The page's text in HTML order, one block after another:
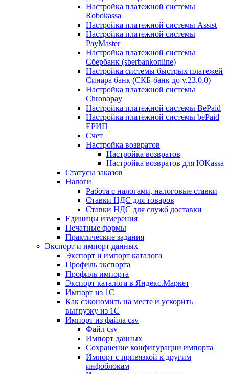
Настройка платежной системы
Robokassa
Настройка платежной системы Assist
Настройка платежной системы
PayMaster
Настройка платежной системы
Сбербанк (sberbankonline)
Настройка системы быстрых платежей
Синара банк (СКБ-банк до v.23.0.0)
Настройка платежной системы
Chronopay
Настройка платежной системы BePaid
Настройка платежной системы bePaid
ЕРИП
Счет
Настройка возвратов
Настройка возвратов
Настройка возвратов для ЮKassa
Статусы заказов
Налоги
Работа с налогами, налоговые ставки
Ставки НДС для товаров
Ставки НДС для служб доставки
Единицы измерения
Печатные формы
Практические задания
Экспорт и импорт данных
Экспорт и импорт каталога
Профиль экспорта
Профиль импорта
Экспорт каталога в Яндекс.Маркет
Импорт из 1С
Как сэкономить на месте и ускорить
выгрузку из 1С
Импорт из файла csv
Файл csv
Импорт данных
Сохранение конфигурации импорта
Импорт с привязкой к другим
инфоблокам